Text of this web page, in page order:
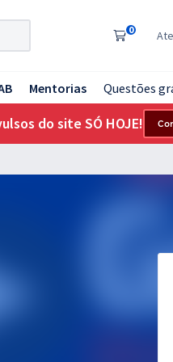
0
Mentorias Questões
do site SÓ HOJE!